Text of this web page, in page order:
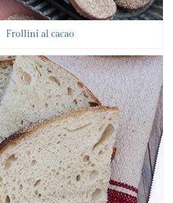
Frollini al cacao